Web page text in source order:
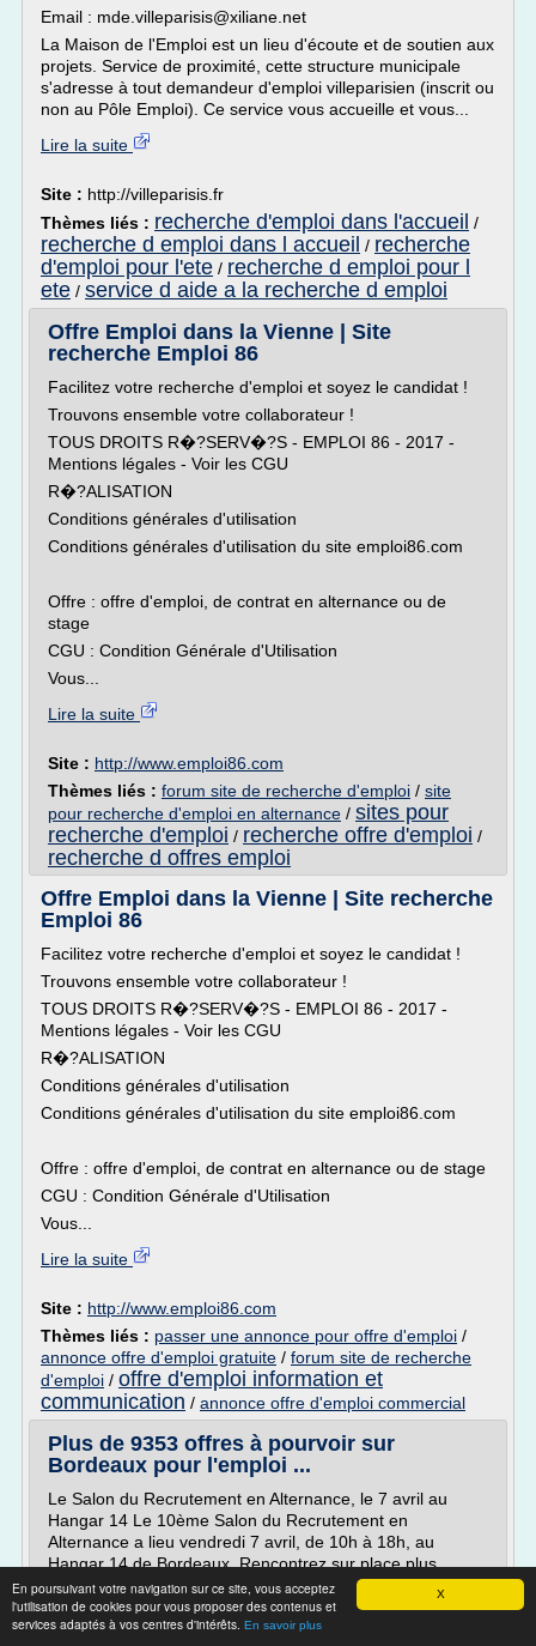
X
En poursuivant votre navigation sur ce site, vous acceptez
l'utilisation de cookies pour vous proposer des contenus et
services adaptés à vos centres d'intérêts. En savoir plus
Email : mde.villeparisis@xiliane.net
La Maison de l'Emploi est un lieu d'écoute et de soutien aux
projets. Service de proximité, cette structure municipale
s'adresse à tout demandeur d'emploi villeparisien (inscrit ou
non au Pôle Emploi). Ce service vous accueille et vous...
Lire la suite
Site : http://villeparisis.fr
Thèmes liés : recherche d'emploi dans l'accueil /
recherche d emploi dans l accueil / recherche
d'emploi pour l'ete / recherche d emploi pour l
ete / service d aide a la recherche d emploi
Offre Emploi dans la Vienne | Site
recherche Emploi 86
Facilitez votre recherche d'emploi et soyez le candidat !
Trouvons ensemble votre collaborateur !
TOUS DROITS R�?SERV�?S - EMPLOI 86 - 2017 -
Mentions légales - Voir les CGU
R�?ALISATION
Conditions générales d'utilisation
Conditions générales d'utilisation du site emploi86.com
Offre : offre d'emploi, de contrat en alternance ou de
stage
CGU : Condition Générale d'Utilisation
Vous...
Lire la suite
Site : http://www.emploi86.com
Thèmes liés : forum site de recherche d'emploi / site
pour recherche d'emploi en alternance / sites pour
recherche d'emploi / recherche offre d'emploi /
recherche d offres emploi
Offre Emploi dans la Vienne | Site recherche
Emploi 86
Facilitez votre recherche d'emploi et soyez le candidat !
Trouvons ensemble votre collaborateur !
TOUS DROITS R�?SERV�?S - EMPLOI 86 - 2017 -
Mentions légales - Voir les CGU
R�?ALISATION
Conditions générales d'utilisation
Conditions générales d'utilisation du site emploi86.com
Offre : offre d'emploi, de contrat en alternance ou de stage
CGU : Condition Générale d'Utilisation
Vous...
Lire la suite
Site : http://www.emploi86.com
Thèmes liés : passer une annonce pour offre d'emploi /
annonce offre d'emploi gratuite / forum site de recherche
d'emploi / offre d'emploi information et
communication / annonce offre d'emploi commercial
Plus de 9353 offres à pourvoir sur
Bordeaux pour l'emploi ...
Le Salon du Recrutement en Alternance, le 7 avril au
Hangar 14 Le 10ème Salon du Recrutement en
Alternance a lieu vendredi 7 avril, de 10h à 18h, au
Hangar 14 de Bordeaux. Rencontrez sur place plus ...
04/04/2017 par ev
Le groupe Pichet annonce qu'il va recruter cette année